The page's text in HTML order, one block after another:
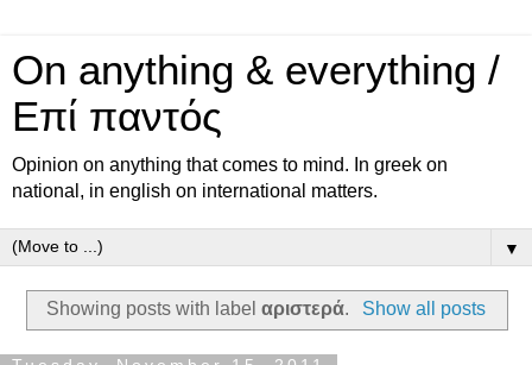
On anything & everything /
Επί παντός
Opinion on anything that comes to mind. In greek on
national, in english on international matters.
▼
Showing posts with labelαριστερά. Show all posts